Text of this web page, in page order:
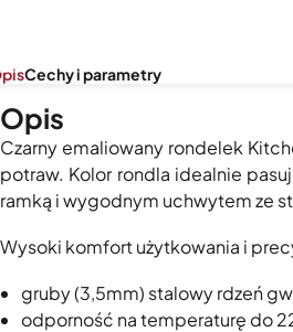
Cechy i parametry
Opis
Czarny emaliowany rondelek
potraw. Kolor rondla idealnie
ramką i wygodnym uchwytem ze
Wysoki komfort użytkowania i
gruby (3,5mm) stalowy rdzeń
odporność na temperaturę do